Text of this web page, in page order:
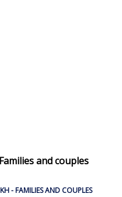
and couples
- FAMILIES AND COUPLES